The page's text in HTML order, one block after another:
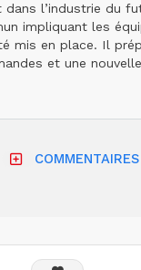
l’industrie du
impliquant les
mis en place. Il
et une
COMMENTAIRES